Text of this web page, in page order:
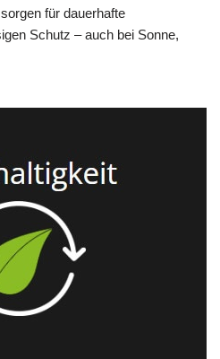
für dauerhafte
Schutz – auch bei Sonne,